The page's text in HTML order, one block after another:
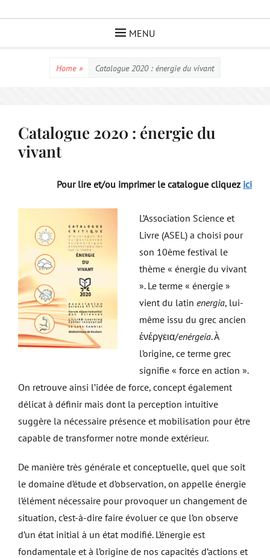
MENU
Home » Catalogue 2020 : énergie du vivant
Catalogue 2020 : énergie du
vivant
Pour lire et/ou imprimer le catalogue cliquez ici
L’Association Science et
Livre (ASEL) a choisi pour
son 10ème festival le
thème « énergie du vivant
». Le terme « énergie »
vient du latin energia, lui-
même issu du grec ancien
ένέργεια/enérgeia. À
l’origine, ce terme grec
signifie « force en action ».
On retrouve ainsi l’idée de force, concept également
délicat à définir mais dont la perception intuitive
suggère la nécessaire présence et mobilisation pour être
capable de transformer notre monde extérieur.
De manière très générale et conceptuelle, quel que soit
le domaine d’étude et d’observation, on appelle énergie
l’élément nécessaire pour provoquer un changement de
situation, c’est-à-dire faire évoluer ce que l’on observe
d’un état initial à un état modifié. L’énergie est
fondamentale et à l’origine de nos capacités d’actions et